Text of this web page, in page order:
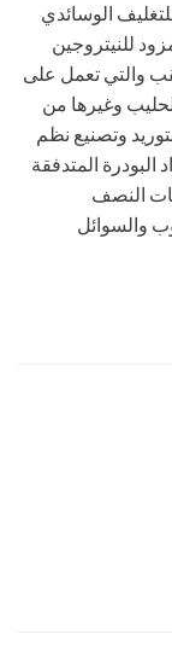
الوسائدي
للنيتروجين
والتي تعمل على
وغيرها من
وتصنيع نظم
البودرة المتدفقة
النصف
والسوائل